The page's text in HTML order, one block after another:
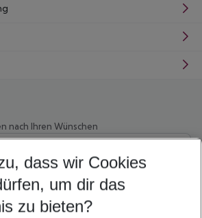
nach Ihren Wünschen
5-8 Nächte
dass wir Cookies
um dir das
zu bieten?